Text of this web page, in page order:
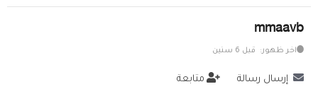
خدمات
mmaavb
اخر ظهور: قبل 6 سنين
إرسال رسالة متابعة